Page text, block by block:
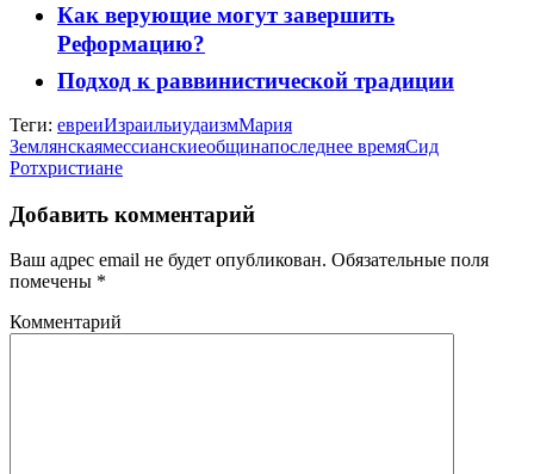
Как верующие могут завершить
Реформацию?
Подход к раввинистической традиции
Теги: евреиИзраильиудаизмМария
Землянскаямессианскиеобщинапоследнее времяСид
Ротхристиане
Добавить комментарий
Ваш адрес email не будет опубликован. Обязательные поля
помечены *
Комментарий